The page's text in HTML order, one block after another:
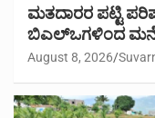
ಮತದಾರರ ಪಟ್ಟಿ
ಬಿಎಲ್‍ಒಗಳಿಂದ
August 8, 2026